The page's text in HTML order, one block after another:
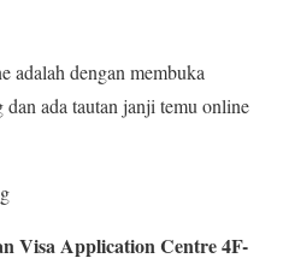
adalah dengan membuka
ada tautan janji temu online
Visa Application Centre 4F-